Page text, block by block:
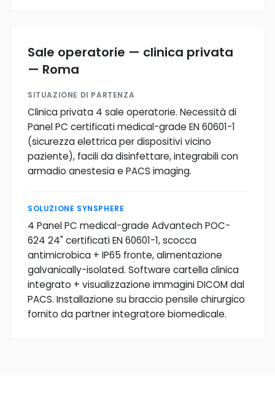
Sale operatorie — clinica privata
— Roma
SITUAZIONE DI PARTENZA
Clinica privata 4 sale operatorie. Necessità di
Panel PC certificati medical-grade EN 60601-1
(sicurezza elettrica per dispositivi vicino
paziente), facili da disinfettare, integrabili con
armadio anestesia e PACS imaging.
SOLUZIONE SYNSPHERE
4 Panel PC medical-grade Advantech POC-
624 24" certificati EN 60601-1, scocca
antimicrobica + IP65 fronte, alimentazione
galvanically-isolated. Software cartella clinica
integrato + visualizzazione immagini DICOM dal
PACS. Installazione su braccio pensile chirurgico
fornito da partner integratore biomedicale.